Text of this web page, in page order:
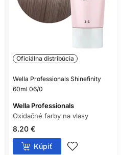
Oficiálna distribúcia
Wella Professionals Shinefinity
60ml 06/0
Wella Professionals
Oxidačné farby na vlasy
8.20 €
Kúpiť